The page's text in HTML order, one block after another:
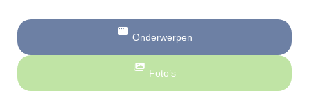
Onderwerpen
Foto’s